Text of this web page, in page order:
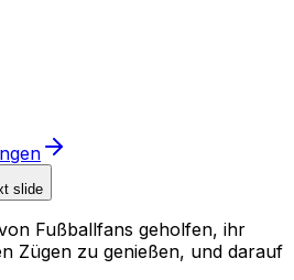
slide
Fußballfans geholfen, ihr
Zügen zu genießen, und darauf